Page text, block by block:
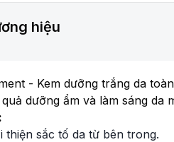
hiệu
- Kem dưỡng trắng da
dưỡng ẩm và làm sáng da
thiện sắc tố da từ bên trong.